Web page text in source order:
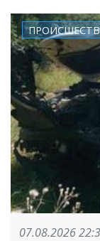
07.08.2026